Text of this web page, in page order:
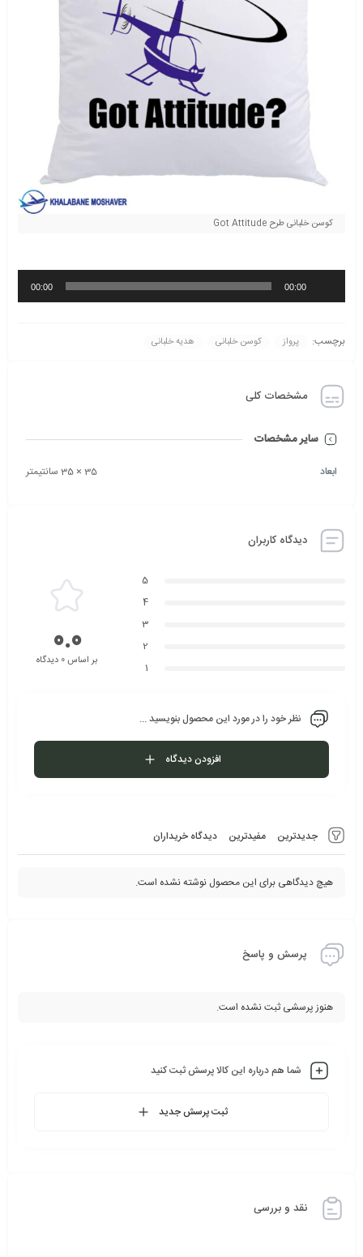
کوسن خلبانی طرح Got Attitude
صوت
00:00
00:00
برچسب: پرواز کوسن خلبانی هدیه خلبانی
مشخصات کلی
سایر مشخصات
ابعاد 35 × 35 سانتیمتر
دیدگاه کاربران
جدیدترین مفیدترین دیدگاه خریداران
هیچ دیدگاهی برای این محصول نوشته نشده است.
5
4
3
2
1
0.0بر اساس 0 دیدگاه
نظر خود را در مورد این محصول بنویسید ...
افزودن دیدگاه
پرسش و پاسخ
هنوز پرسشی ثبت نشده است.
شما هم درباره این کالا پرسش ثبت کنید
ثبت پرسش جدید
نقد و بررسی